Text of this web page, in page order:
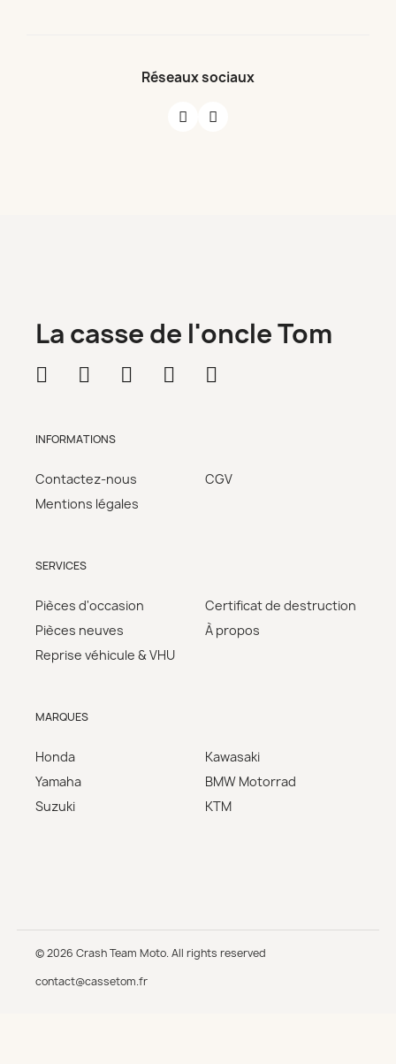
Réseaux sociaux
La casse de l'oncle Tom
INFORMATIONS
Contactez-nous
Mentions légales
CGV
SERVICES
Pièces d'occasion
Pièces neuves
Reprise véhicule & VHU
Certificat de destruction
À propos
MARQUES
Honda
Yamaha
Suzuki
Kawasaki
BMW Motorrad
KTM
© 2026 Crash Team Moto. All rights reserved
contact@cassetom.fr